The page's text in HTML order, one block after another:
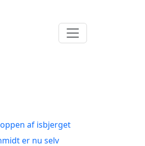
af isbjerget
er nu selv